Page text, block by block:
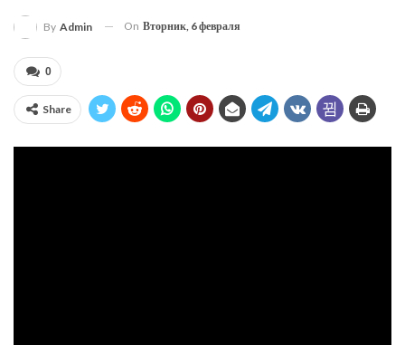
By Admin On Вторник, 6 февраля
0
Share